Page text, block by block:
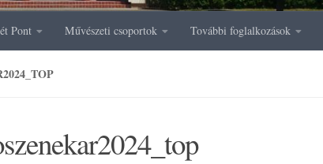
Pont Művészeti csoportok További foglalkozások